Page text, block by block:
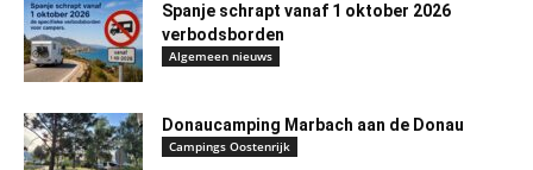
Spanje schrapt vanaf 1 oktober 2026
verbodsborden
Algemeen nieuws
Donaucamping Marbach aan de Donau
Campings Oostenrijk